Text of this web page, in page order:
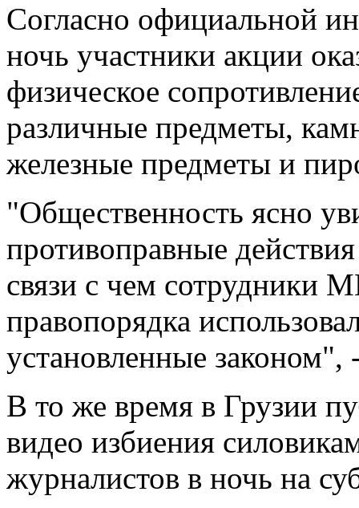
Согласно официальной
ночь участники акции
физическое
различные предметы,
железные предметы и
"Общественность ясно
противоправные
связи с чем сотрудники
правопорядка
установленные
В то же время в Грузии
видео избиения
журналистов в ночь на